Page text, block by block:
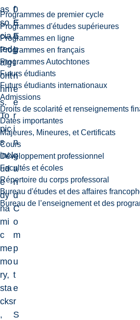
Programmes de premier cycle
Programmes d'études supérieures
Programmes en ligne
Programmes en français
Programmes Autochtones
Futurs étudiants
Futurs étudiants internationaux
Admissions
Droits de scolarité et renseignements
Dates importantes
Majeures, Mineures, et Certificats
Cours
Développement professionnel
Facultés et écoles
Répertoire du corps professoral
Bureau d'études et des affaires
Bureau de l’enseignement et des
as
so
cia
ted
alg
orit
hm
s.
To
pic
s
incl
ud
e
dy
na
mi
c
me
mo
ry,
sta
cks
,
0
6
E
L
f
E
n
g
i
n
e
e
r
i
n
g
a
n
d
C
o
m
p
u
t
e
r
S